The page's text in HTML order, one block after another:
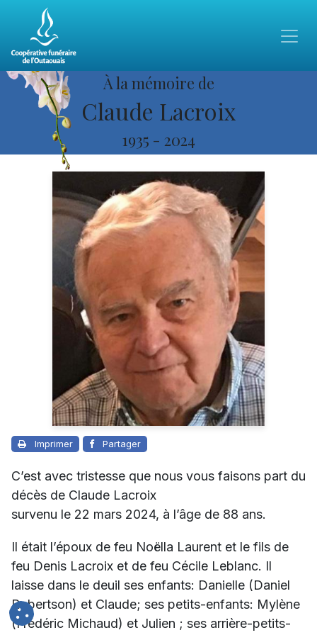
À la mémoire de
Claude Lacroix
1935 - 2024
Imprimer Partager
C’est avec tristesse que nous vous faisons part du
décès de Claude Lacroix
survenu le 22 mars 2024, à l’âge de 88 ans.
Il était l’époux de feu Noëlla Laurent et le fils de
feu Denis Lacroix et de feu Cécile Leblanc. Il
laisse dans le deuil ses enfants: Danielle (Daniel
Robertson) et Claude; ses petits-enfants: Mylène
(Frédéric Michaud) et Julien ; ses arrière-petits-